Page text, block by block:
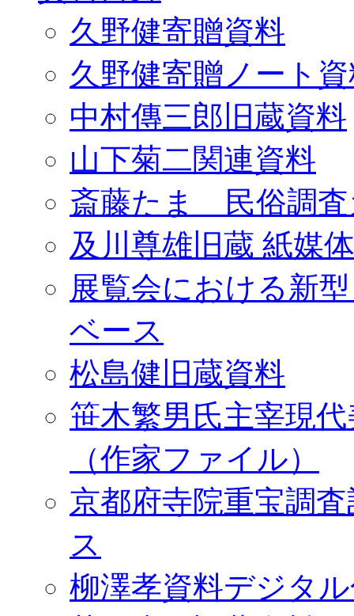
久野健寄贈資料
久野健寄贈ノート
中村傳三郎旧蔵資料
山下菊二関連資料
斎藤たま 民俗調査
及川尊雄旧蔵 紙媒
展覧会における新
ベース
松島健旧蔵資料
笹木繁男氏主宰現
（作家ファイル）
京都府寺院重宝調
ス
柳澤孝資料デジタ